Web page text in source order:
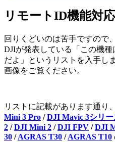
リモートID機能対
回りくどいのは苦手ですので
DJIが発表している「この機
だよ」というリストを入手し
画像をご覧ください。
リストに記載があります通り
Mini 3 Pro /DJI Mavic 3シリー
2 /DJI Mini 2 /DJI FPV /DJI
30 /AGRAS T30 /AGRAS T10